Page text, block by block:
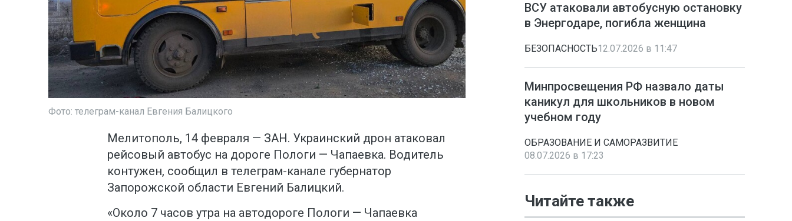
Фото: телеграм-канал Евгения Балицкого
Мелитополь, 14 февраля — ЗАН. Украинский дрон атаковал
рейсовый автобус на дороге Пологи — Чапаевка. Водитель
контужен, сообщил в телеграм-канале губернатор
Запорожской области Евгений Балицкий.
«Около 7 часов утра на автодороге Пологи — Чапаевка
ВСУ атаковали автобусную остановку
в Энергодаре, погибла женщина
БЕЗОПАСНОСТЬ12.07.2026 в 11:47
Минпросвещения РФ назвало даты
каникул для школьников в новом
учебном году
ОБРАЗОВАНИЕ И САМОРАЗВИТИЕ
08.07.2026 в 17:23
Читайте также